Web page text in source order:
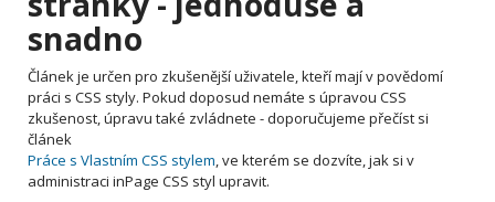
snadno
Článek je určen pro zkušenější uživatele, kteří mají v povědomí
práci s CSS styly. Pokud doposud nemáte s úpravou CSS
zkušenost, úpravu také zvládnete - doporučujeme přečíst si
článek
Práce s Vlastním CSS stylem, ve kterém se dozvíte, jak si v
administraci inPage CSS styl upravit.